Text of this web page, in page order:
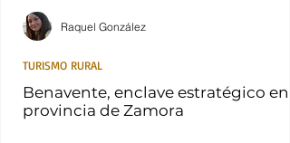
Benavente, enclave estratégico en
provincia de Zamora
TURISMO RURAL
Raquel González